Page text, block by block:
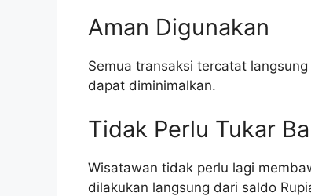
Aman Digunakan
Semua transaksi tercatat
dapat diminimalkan.
Tidak Perlu Tukar
Wisatawan tidak perlu lagi
dilakukan langsung dari saldo